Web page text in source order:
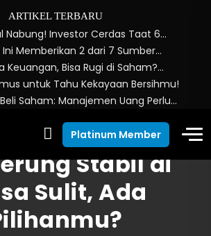
ARTIKEL TERBARU
Nabung! Investor Cerdas Taat 6…
Memberikan 2 dari 7 Sumber…
Keuangan, Bisa Rugi di Saham?…
untuk Tahu Kekayaan Bersihmu!
Saham: Manajemen Uang Perlu…
Platinum Member
Saham yang
Stabil di
Sulit, Ada